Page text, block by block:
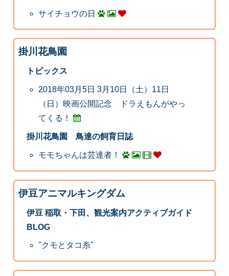
サイチョウの日
掛川花鳥園
トピックス
2018年03月5日 3月10日（土）11日
（日）映画公開記念 ドラえもんがやっ
てくる！
掛川花鳥園 鳥達の飼育日誌
モモちゃんは芸達者！
伊豆アニマルキングダム
伊豆 稲取・下田、観光案内アクティブガイド
BLOG
"クモとタコ糸"